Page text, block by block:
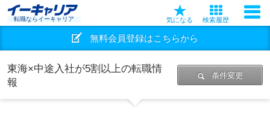
転職ならイーキャリア 気になる 検索履歴
無料会員登録はこちらから
東海×中途入社が5割以上の転職情
報
条件変更